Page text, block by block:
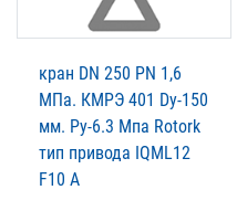
кран DN 250 PN 1,6
МПа. КМРЭ 401 Dy-150
мм. Py-6.3 Мпа Rotork
тип привода IQML12
F10 A